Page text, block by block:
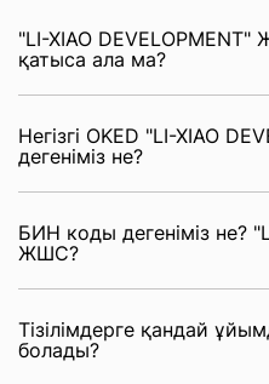
"LI-XIAO
қатыса ала ма?
Негізгі OKED "LI-XIAO
дегеніміз не?
БИН коды дегеніміз не?
ЖШС?
Тізілімдерге қандай
болады?